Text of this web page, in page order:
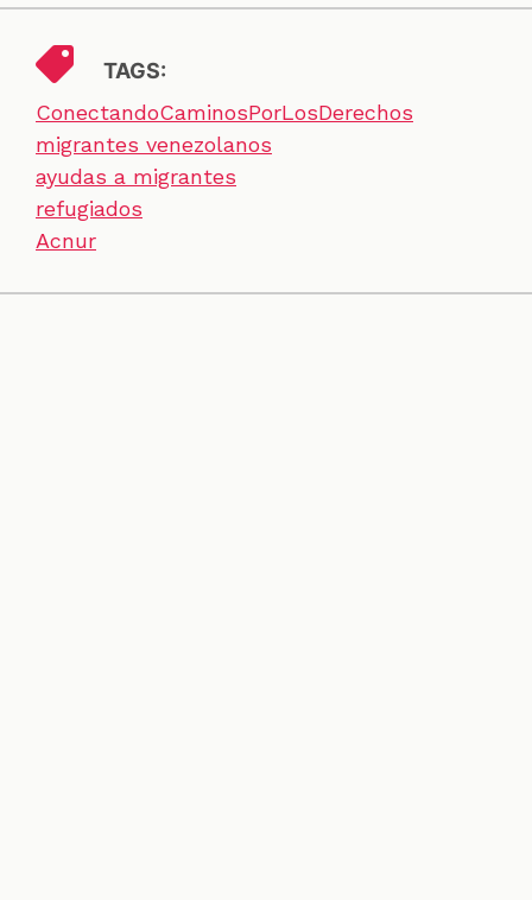
TAGS:
ConectandoCaminosPorLosDerechos
migrantes venezolanos
ayudas a migrantes
refugiados
Acnur